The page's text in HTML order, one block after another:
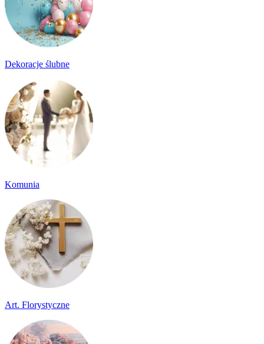
Dekoracje ślubne
Komunia
Art. Florystyczne